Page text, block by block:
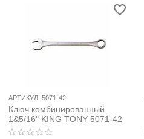
АРТИКУЛ: 5071-42
Ключ комбинированный
1&5/16" KING TONY 5071-42